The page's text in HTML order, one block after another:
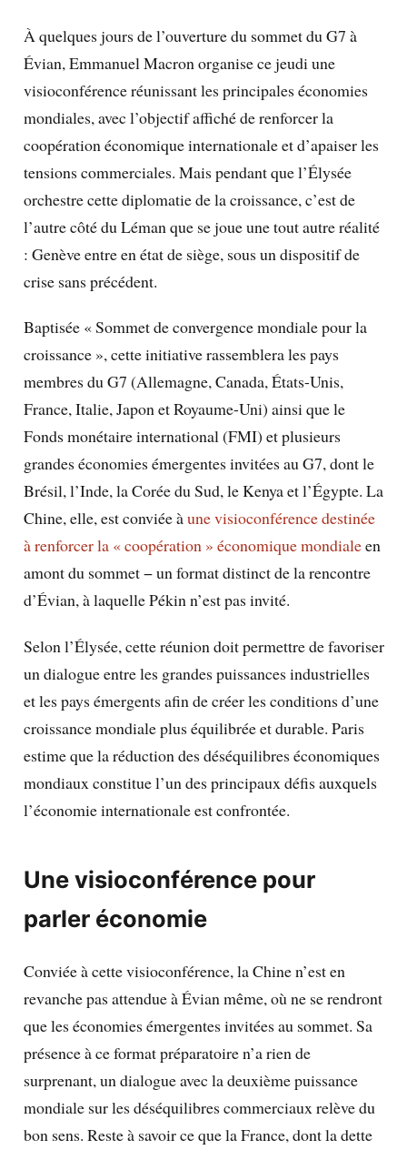
À quelques jours de l’ouverture du sommet du G7 à
Évian, Emmanuel Macron organise ce jeudi une
visioconférence réunissant les principales économies
mondiales, avec l’objectif affiché de renforcer la
coopération économique internationale et d’apaiser les
tensions commerciales. Mais pendant que l’Élysée
orchestre cette diplomatie de la croissance, c’est de
l’autre côté du Léman que se joue une tout autre réalité
: Genève entre en état de siège, sous un dispositif de
crise sans précédent.
Baptisée « Sommet de convergence mondiale pour la
croissance », cette initiative rassemblera les pays
membres du G7 (Allemagne, Canada, États-Unis,
France, Italie, Japon et Royaume-Uni) ainsi que le
Fonds monétaire international (FMI) et plusieurs
grandes économies émergentes invitées au G7, dont le
Brésil, l’Inde, la Corée du Sud, le Kenya et l’Égypte. La
Chine, elle, est conviée àune visioconférence destinée
à renforcer la « coopération » économique mondialeen
amont du sommet − un format distinct de la rencontre
d’Évian, à laquelle Pékin n’est pas invité.
Selon l’Élysée, cette réunion doit permettre de favoriser
un dialogue entre les grandes puissances industrielles
et les pays émergents afin de créer les conditions d’une
croissance mondiale plus équilibrée et durable. Paris
estime que la réduction des déséquilibres économiques
mondiaux constitue l’un des principaux défis auxquels
l’économie internationale est confrontée.
Une visioconférence pour
parler économie
Conviée à cette visioconférence, la Chine n’est en
revanche pas attendue à Évian même, où ne se rendront
que les économies émergentes invitées au sommet. Sa
présence à ce format préparatoire n’a rien de
surprenant, un dialogue avec la deuxième puissance
mondiale sur les déséquilibres commerciaux relève du
bon sens. Reste à savoir ce que la France, dont la dette